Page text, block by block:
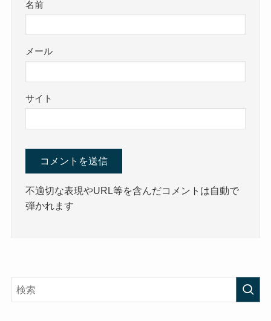
名前
メール
サイト
不適切な表現やURL等を含んだコメントは自動で
弾かれます